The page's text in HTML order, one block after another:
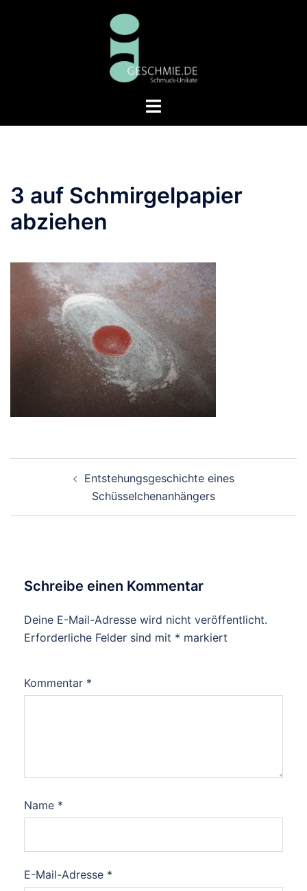
Menü
3 auf Schmirgelpapier
abziehen
Entstehungsgeschichte eines
Schüsselchenanhängers
Schreibe einen Kommentar
Deine E-Mail-Adresse wird nicht veröffentlicht.
Erforderliche Felder sind mit * markiert
Kommentar *
Name *
E-Mail-Adresse *